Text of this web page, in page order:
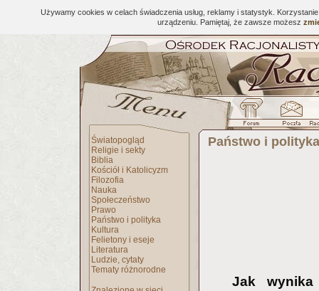
Używamy cookies w celach świadczenia usług, reklamy i statystyk.
urządzeniu. Pamiętaj, że zawsze możesz
Światopogląd
Religie i sekty
Biblia
Kościół i Katolicyzm
Filozofia
Nauka
Społeczeństwo
Prawo
Państwo i polityka
Kultura
Felietony i eseje
Literatura
Ludzie, cytaty
Tematy różnorodne
Państwo i polityka
Jak